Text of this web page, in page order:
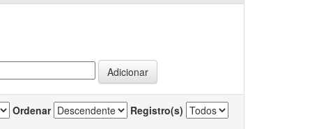
Ordenar Registro(s)